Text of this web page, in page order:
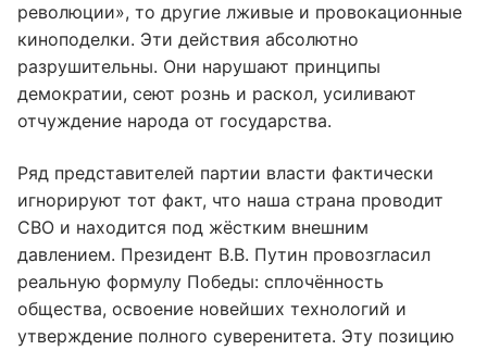
революции», то другие лживые и провокационные
киноподелки. Эти действия абсолютно
разрушительны. Они нарушают принципы
демократии, сеют рознь и раскол, усиливают
отчуждение народа от государства.
Ряд представителей партии власти фактически
игнорируют тот факт, что наша страна проводит
СВО и находится под жёстким внешним
давлением. Президент В.В. Путин провозгласил
реальную формулу Победы: сплочённость
общества, освоение новейших технологий и
утверждение полного суверенитета. Эту позицию